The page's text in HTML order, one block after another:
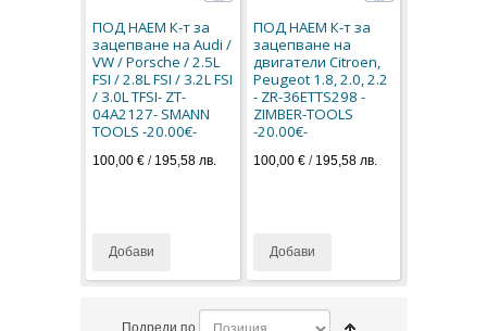
ПОД НАЕМ К-т за
зацепване на Audi /
VW / Porsche / 2.5L
FSI / 2.8L FSI / 3.2L FSI
/ 3.0L TFSI- ZT-
04A2127- SMANN
TOOLS -20.00€-
100,00 € / 195,58 лв.
Добави
ПОД НАЕМ К-т за
зацепване на
двигатели Citroen,
Peugeot 1.8, 2.0, 2.2
- ZR-36ETTS298 -
ZIMBER-TOOLS
-20.00€-
100,00 €/ 195,58 лв.
Добави
Подреди по